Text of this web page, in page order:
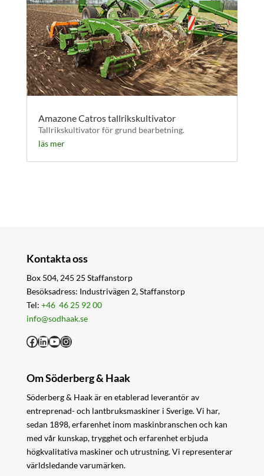
Amazone Catros tallrikskultivator
Tallrikskultivator för grund bearbetning.
läs mer
Kontakta oss
Box 504, 245 25 Staffanstorp
Besöksadress: Industrivägen 2, Staffanstorp
Tel: +46 46 25 92 00
info@sodhaak.se
Facebook
LinkedIn
YouTube
Instagram
Om Söderberg & Haak
Söderberg & Haak är en etablerad leverantör av
entreprenad- och lantbruksmaskiner i Sverige. Vi har,
sedan 1898, erfarenhet inom maskinbranschen och kan
med vår kunskap, trygghet och erfarenhet erbjuda
högkvalitativa maskiner och utrustning. Vi representerar
världsledande varumärken.